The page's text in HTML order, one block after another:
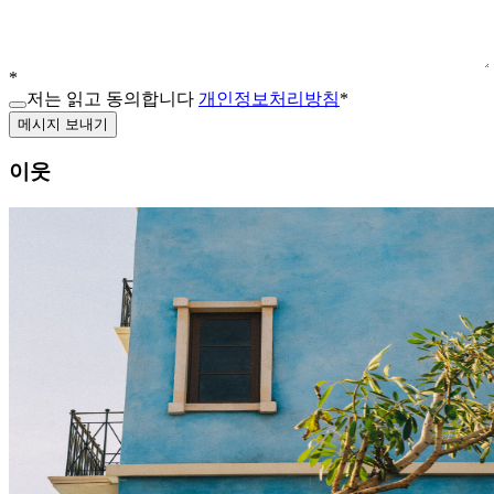
*
저는 읽고 동의합니다 개인정보처리방침*
메시지 보내기
이웃